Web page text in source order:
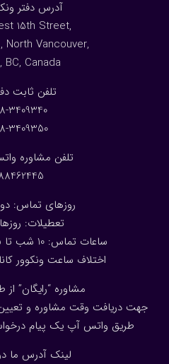
:آدرس دفتر
15th Street,
North Vancouver,
BC, Canada
:تلفن ثابت
3409340
3409350
تلفن مشاوره
روزهای تماس:
تعطیلات:
ساعات تماس: 10 شب تا 5 صبح به وقت ایران
اختلاف ساعت ونکوور
مشاوره “رایگان”
جهت دریافت وقت مشاوره و تعیین
طریق واتس آپ یک پیام
لینک آدرس ما